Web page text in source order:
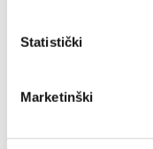
Statistički
Marketinški